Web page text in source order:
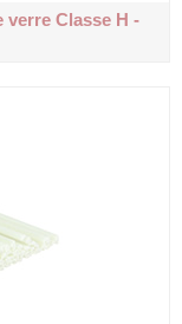
verreClasse H -